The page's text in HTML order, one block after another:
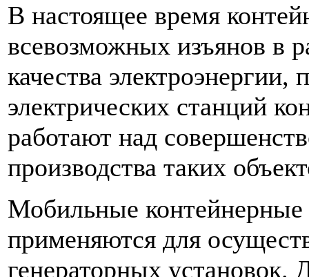
В настоящее время
всевозможных изъянов в
качества
электрических станций
работают над
производства таких
Мобильные контейнерные
применяются для
генераторных